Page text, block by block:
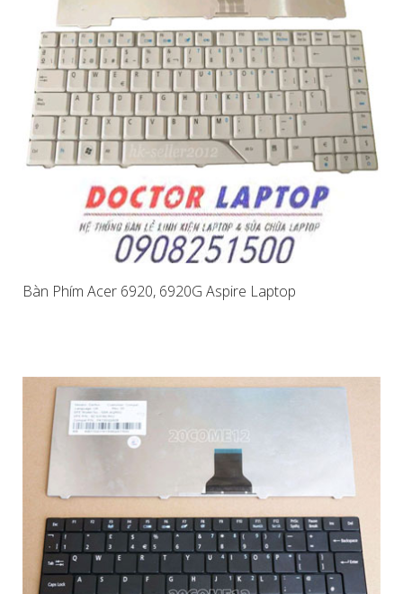
Bàn Phím Acer 6920, 6920G Aspire Laptop